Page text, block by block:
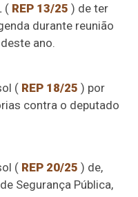
( REP 13/25 ) de ter
durante reunião
ano.
( REP 18/25 ) por
contra o deputado
( REP 20/25 ) de,
Segurança Pública,